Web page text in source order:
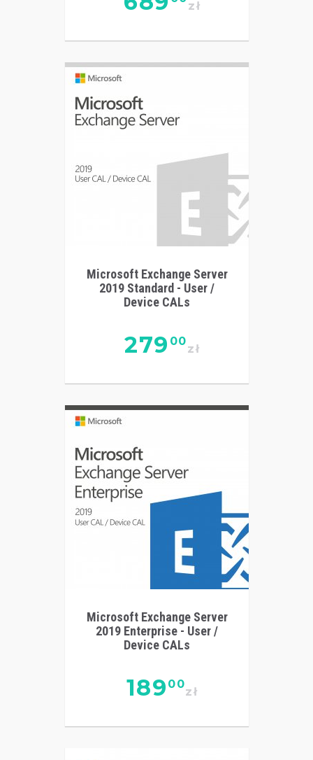
zł
Microsoft Exchange Server
2019 Standard - User /
Device CALs
279 00
zł
Microsoft Exchange Server
2019 Enterprise - User /
Device CALs
189 00
zł